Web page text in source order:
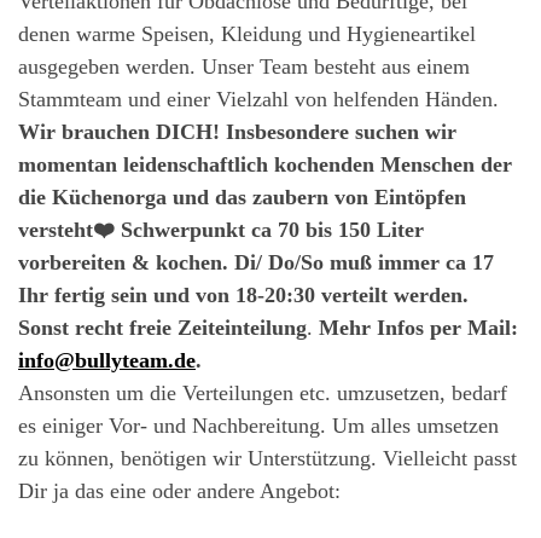
denen warme Speisen, Kleidung und Hygieneartikel
ausgegeben werden. Unser Team besteht aus einem
Stammteam und einer Vielzahl von helfenden Händen.
Wir brauchen DICH! Insbesondere suchen wir
momentan leidenschaftlich kochenden Menschen der
die Küchenorga und das zaubern von Eintöpfen
versteht❤️ Schwerpunkt ca 70 bis 150 Liter
vorbereiten & kochen. Di/ Do/So muß immer ca 17
Ihr fertig sein und von 18-20:30 verteilt werden.
Sonst recht freie Zeiteinteilung. Mehr Infos per Mail:
info@bullyteam.de.
Ansonsten um die Verteilungen etc. umzusetzen, bedarf
es einiger Vor- und Nachbereitung. Um alles umsetzen
zu können, benötigen wir Unterstützung. Vielleicht passt
Dir ja das eine oder andere Angebot: